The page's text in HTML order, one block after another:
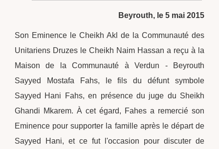
Beyrouth, le 5 mai 2015
Son Eminence le Cheikh Akl de la Communauté des
Unitariens Druzes le Cheikh Naim Hassan a reçu à la
Maison de la Communauté à Verdun - Beyrouth
Sayyed Mostafa Fahs, le fils du défunt symbole
Sayyed Hani Fahs, en présence du juge du Sheikh
Ghandi Mkarem. À cet égard, Fahes a remercié son
Eminence pour supporter la famille après le départ de
Sayyed Hani, et ce fut l'occasion pour discuter de